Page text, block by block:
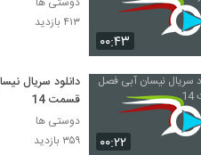
۰۰:۴۳
۴۱۳ بازدید
۰۰:۲۲
قسمت 14
دوستی ها
۳۵۹ بازدید